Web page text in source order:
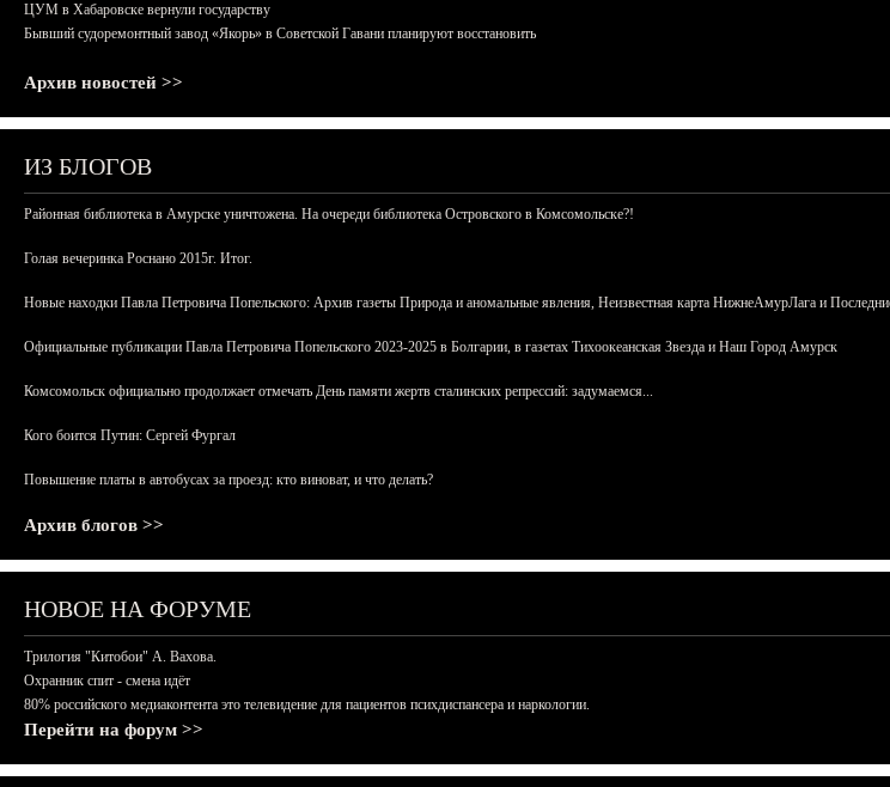
ЦУМ в Хабаровске вернули государству
Бывший судоремонтный завод «Якорь» в Советской Гавани планируют восстановить
Архив новостей >>
ИЗ БЛОГОВ
Районная библиотека в Амурске уничтожена. На очереди библиотека Островского в Комсомольске?!
Голая вечеринка Роснано 2015г. Итог.
Новые находки Павла Петровича Попельского: Архив газеты Природа и аномальные явления, Неизвестная карта НижнеАмурЛага и
Официальные публикации Павла Петровича Попельского 2023-2025 в Болгарии, в газетах Тихоокеанская Звезда и Наш Город Амурск
Комсомольск официально продолжает отмечать День памяти жертв сталинских репрессий: задумаемся...
Кого боится Путин: Сергей Фургал
Повышение платы в автобусах за проезд: кто виноват, и что делать?
Архив блогов >>
НОВОЕ НА ФОРУМЕ
Трилогия "Китобои" А. Вахова.
Охранник спит - смена идёт
80% российского медиаконтента это телевидение для пациентов психдиспансера и наркологии.
Перейти на форум >>